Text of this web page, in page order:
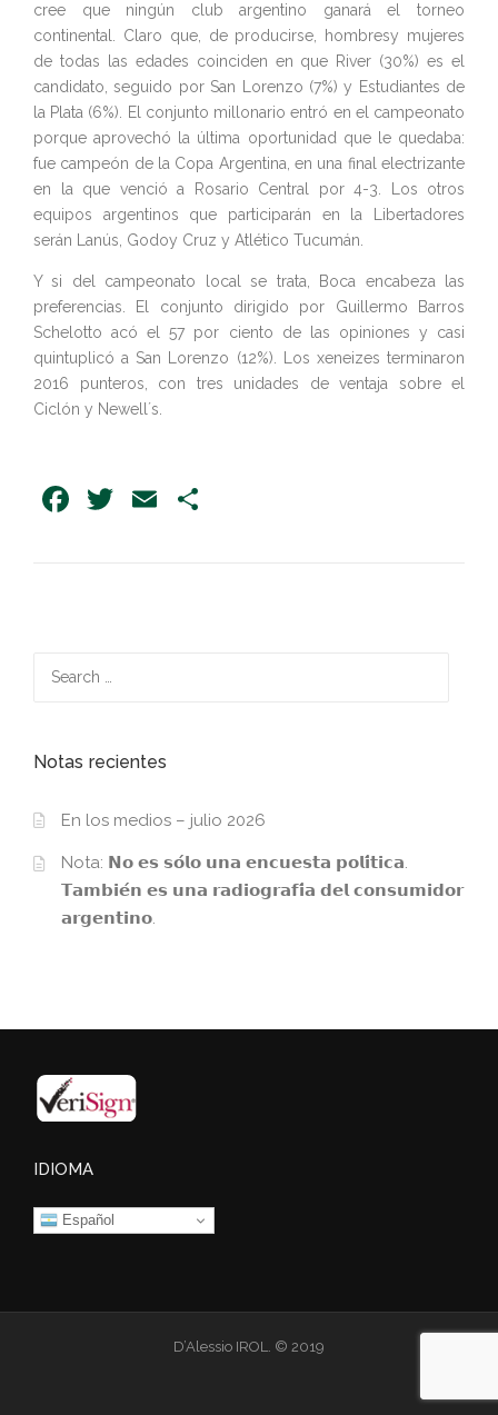
cree que ningún club argentino ganará el torneo
continental. Claro que, de producirse, hombresy mujeres
de todas las edades coinciden en que River (30%) es el
candidato, seguido por San Lorenzo (7%) y Estudiantes de
la Plata (6%). El conjunto millonario entró en el campeonato
porque aprovechó la última oportunidad que le quedaba:
fue campeón de la Copa Argentina, en una final electrizante
en la que venció a Rosario Central por 4-3. Los otros
equipos argentinos que participarán en la Libertadores
serán Lanús, Godoy Cruz y Atlético Tucumán.
Y si del campeonato local se trata, Boca encabeza las
preferencias. El conjunto dirigido por Guillermo Barros
Schelotto acó el 57 por ciento de las opiniones y casi
quintuplicó a San Lorenzo (12%). Los xeneizes terminaron
2016 punteros, con tres unidades de ventaja sobre el
Ciclón y Newell´s.
Facebook
Twitter
Email
Notas recientes
En los medios – julio 2026
Nota: 𝗡𝗼 𝗲𝘀 𝘀𝗼́𝗹𝗼 𝘂𝗻𝗮 𝗲𝗻𝗰𝘂𝗲𝘀𝘁𝗮 𝗽𝗼𝗹𝗶́𝘁𝗶𝗰𝗮.
𝗧𝗮𝗺𝗯𝗶𝗲́𝗻 𝗲𝘀 𝘂𝗻𝗮 𝗿𝗮𝗱𝗶𝗼𝗴𝗿𝗮𝗳𝗶́𝗮 𝗱𝗲𝗹 𝗰𝗼𝗻𝘀𝘂𝗺𝗶𝗱𝗼𝗿
𝗮𝗿𝗴𝗲𝗻𝘁𝗶𝗻𝗼.
IDIOMA
Español
D’Alessio IROL. © 2019